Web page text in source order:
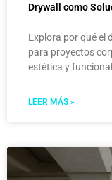
Drywall como
Explora por qué el
para proyectos
estética y
LEER MÁS »